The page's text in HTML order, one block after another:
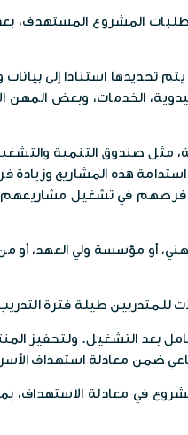
المشروع المستهدف، بعد
استنادا إلى بيانات
الخدمات، وبعض المهن
مثل صندوق التنمية
استدامة هذه المشاريع
في تشغيل مشاريعهم
أو مؤسسة ولي العهد،
فترة التدريب بواقع 50
بنسبة 7% من قيمة الاقتطاع، ولمدة عام
ضمن معادلة استهداف
في معادلة الاستهداف،